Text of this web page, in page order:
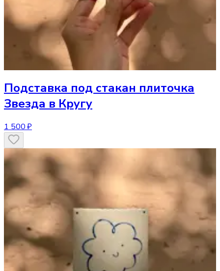
Подставка под стакан плиточка
Звезда в Кругу
1 500 ₽